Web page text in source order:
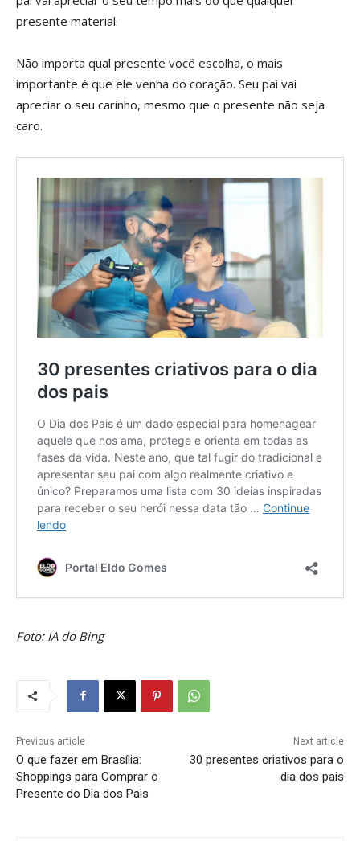
presente material.
Não importa qual presente você escolha, o mais
importante é que ele venha do coração. Seu pai vai
apreciar o seu carinho, mesmo que o presente não seja
caro.
Foto: IA do Bing
Previous article
O que fazer em Brasília:
Shoppings para Comprar o
Presente do Dia dos Pais
Next article
30 presentes criativos para o
dia dos pais